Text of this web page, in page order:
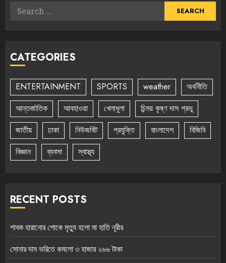
Search
CATEGORIES
ENTERTAINMENT SPORTS weather
অর্থনীতি
আন্তর্জাতিক
আবহাওয়া খেলাধুলা
চিন্ময় কৃষ্ণ দাস প্রভু
জাতীয়
ঢাকা নিউজবিট প্রযুক্তি বাংলাদেশ
বিজিবি
বিজ্ঞান
ব্যবসা স্বাস্থ্য
RECENT POSTS
শাবক হারানোর শোকে মৃত্যু হলো মা হাতি নূরীর
সোনার দাম ভরিতে কমলো ৩ হাজার ২৬৬ টাকা